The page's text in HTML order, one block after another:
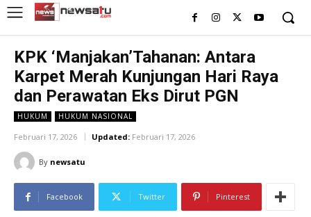
KPK ‘Manjakan’Tahanan: Antara
Karpet Merah Kunjungan Hari Raya
dan Perawatan Eks Dirut PGN
HUKUM HUKUM NASIONAL
Februari 17, 2026 Updated: Februari 17, 2026
By newsatu
Facebook Twitter Pinterest